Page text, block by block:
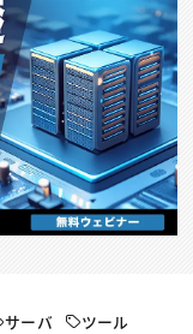
サーバ
ツール